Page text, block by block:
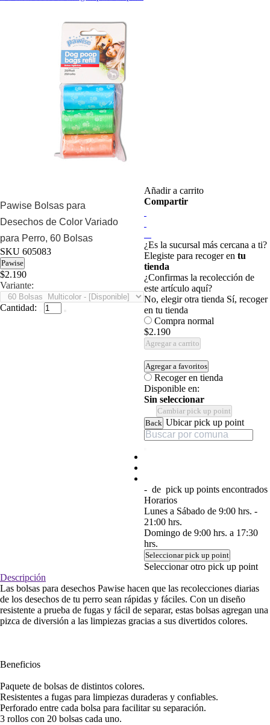
Pawise Bolsas para
Desechos de Color Variado
para Perro, 60 Bolsas
SKU 605083
Pawise
$2.190
Variante:
Cantidad:
Añadir a carrito
Compartir
¿Es la sucursal más cercana a ti?
Elegiste para recoger en tu
tienda
¿Confirmas la recolección de
este artículo aquí?
No, elegir otra tienda Sí, recoger
en tu tienda
Compra normal
$2.190
Agregar a carrito
Agregar a favoritos
Recoger en tienda
Disponible en:
Sin seleccionar
Cambiar pick up point
Back Ubicar pick up point
- de pick up points encontrados
Horarios
Lunes a Sábado de 9:00 hrs. -
21:00 hrs.
Domingo de 9:00 hrs. a 17:30
hrs.
Seleccionar pick up point
Seleccionar otro pick up point
Descripción
Las bolsas para desechos Pawise hacen que las recolecciones diarias
de los desechos de tu perro sean rápidas y fáciles. Con un diseño
resistente a prueba de fugas y fácil de separar, estas bolsas agregan una
pizca de diversión a las limpiezas gracias a sus divertidos colores.
Beneficios
Paquete de bolsas de distintos colores.
Resistentes a fugas para limpiezas duraderas y confiables.
Perforado entre cada bolsa para facilitar su separación.
3 rollos con 20 bolsas cada uno.